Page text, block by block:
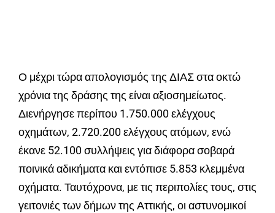
Ο μέχρι τώρα απολογισμός της ΔΙΑΣ στα οκτώ
χρόνια της δράσης της είναι αξιοσημείωτος.
Διενήργησε περίπου 1.750.000 ελέγχους
οχημάτων, 2.720.200 ελέγχους ατόμων, ενώ
έκανε 52.100 συλλήψεις για διάφορα σοβαρά
ποινικά αδικήματα και εντόπισε 5.853 κλεμμένα
οχήματα. Ταυτόχρονα, με τις περιπολίες τους, στις
γειτονιές των δήμων της Αττικής, οι αστυνομικοί